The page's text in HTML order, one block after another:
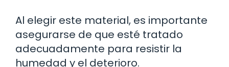
Al elegir este material, es importante
asegurarse de que esté tratado
adecuadamente para resistir la
humedad y el deterioro.